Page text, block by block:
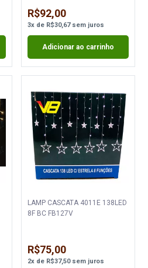
R$92,00
3xde R$30,67sem juros
Adicionar ao carrinho
LAMP CASCATA 4011E 138LED
8F BC FB127V
R$75,00
2xde R$37,50sem juros